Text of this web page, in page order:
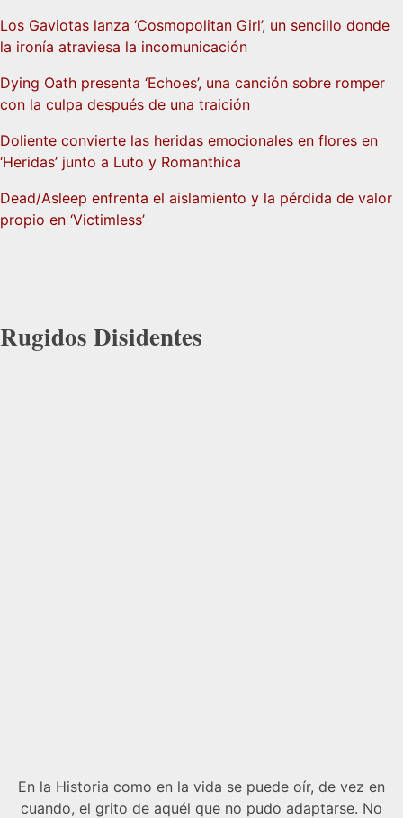
Los Gaviotas lanza ‘Cosmopolitan Girl’, un sencillo donde
la ironía atraviesa la incomunicación
Dying Oath presenta ‘Echoes’, una canción sobre romper
con la culpa después de una traición
Doliente convierte las heridas emocionales en flores en
‘Heridas’ junto a Luto y Romanthica
Dead/Asleep enfrenta el aislamiento y la pérdida de valor
propio en ‘Victimless’
Rugidos Disidentes
En la Historia como en la vida se puede oír, de vez en
cuando, el grito de aquél que no pudo adaptarse. No